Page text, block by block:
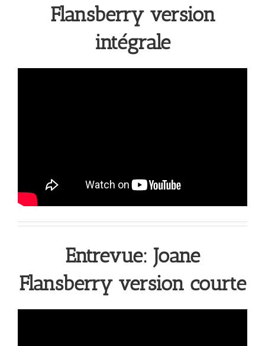
Flansberry version
intégrale
Entrevue: Joane
Flansberry version courte